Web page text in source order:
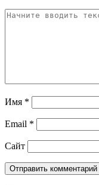
Имя *
Email *
Сайт